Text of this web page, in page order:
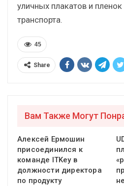
уличных плакатов и
транспорта.
45
Share
Вам Также Могут
Алексей Ермошин
присоединился к
команде ITKey в
должности директора
по продукту